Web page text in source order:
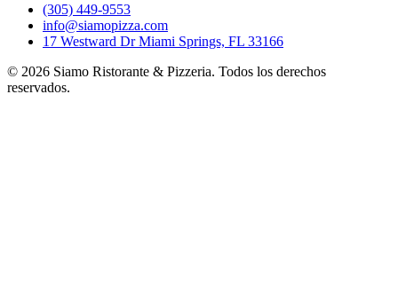
(305) 449-9553
info@siamopizza.com
17 Westward Dr Miami Springs, FL 33166
© 2026 Siamo Ristorante & Pizzeria. Todos los derechos
reservados.